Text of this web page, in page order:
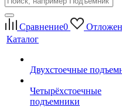
Сравнение0
Каталог
Двухстоечные
Четырёхстоечные
подъемники